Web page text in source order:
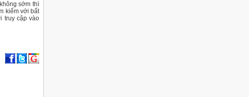
sớm thì
kiếm với bất
truy cập vào